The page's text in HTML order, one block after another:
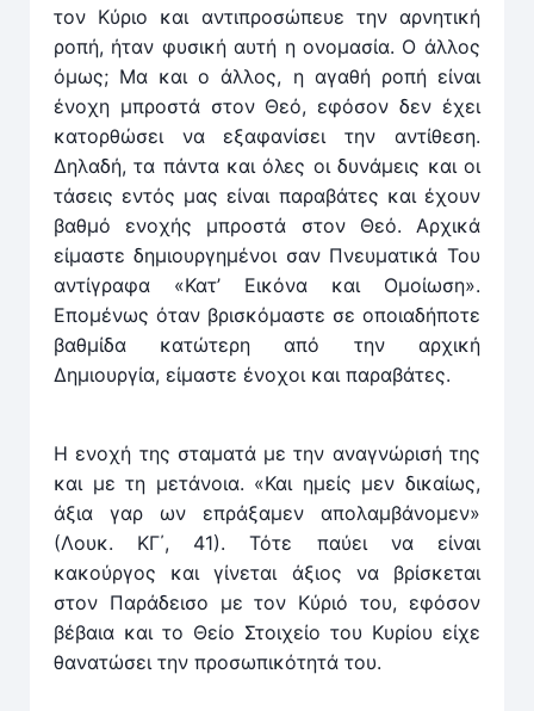
τον Κύριο και αντιπροσώπευε την αρνητική
ροπή, ήταν φυσική αυτή η ονομασία. Ο άλλος
όμως; Μα και ο άλλος, η αγαθή ροπή είναι
ένοχη μπροστά στον Θεό, εφόσον δεν έχει
κατορθώσει να εξαφανίσει την αντίθεση.
Δηλαδή, τα πάντα και όλες οι δυνάμεις και οι
τάσεις εντός μας είναι παραβάτες και έχουν
βαθμό ενοχής μπροστά στον Θεό. Αρχικά
είμαστε δημιουργημένοι σαν Πνευματικά Του
αντίγραφα «Κατ’ Εικόνα και Ομοίωση».
Επομένως όταν βρισκόμαστε σε οποιαδήποτε
βαθμίδα κατώτερη από την αρχική
Δημιουργία, είμαστε ένοχοι και παραβάτες.
Η ενοχή της σταματά με την αναγνώρισή της
και με τη μετάνοια. «Και ημείς μεν δικαίως,
άξια γαρ ων επράξαμεν απολαμβάνομεν»
(Λουκ. ΚΓ΄, 41). Τότε παύει να είναι
κακούργος και γίνεται άξιος να βρίσκεται
στον Παράδεισο με τον Κύριό του, εφόσον
βέβαια και το Θείο Στοιχείο του Κυρίου είχε
θανατώσει την προσωπικότητά του.